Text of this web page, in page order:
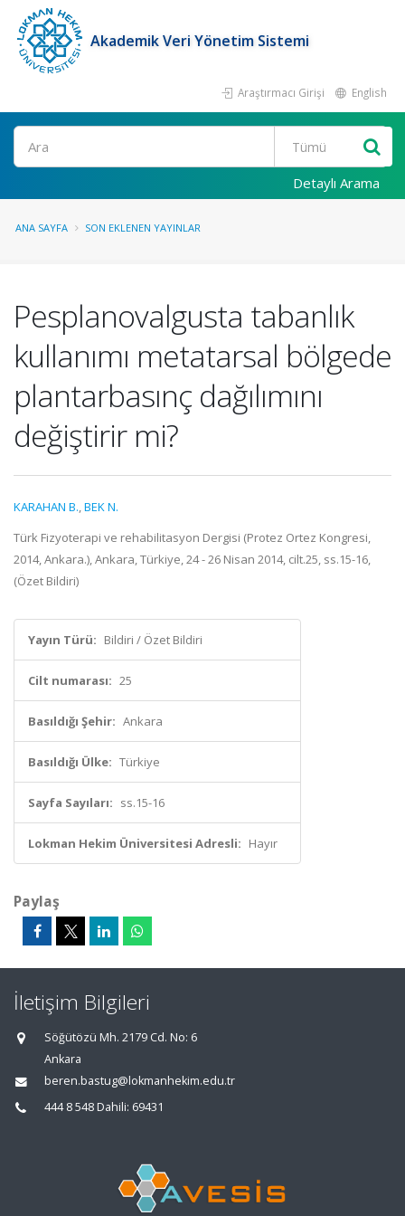
Akademik Veri Yönetim Sistemi
Araştırmacı Girişi English
Ara
Detaylı Arama
ANA SAYFA SON EKLENEN YAYINLAR
Pesplanovalgusta tabanlık
kullanımı metatarsal bölgede
plantarbasınç dağılımını
değiştirir mi?
KARAHAN B.,BEK N.
Türk Fizyoterapi ve rehabilitasyon Dergisi (Protez Ortez Kongresi,
2014, Ankara.), Ankara, Türkiye, 24 - 26 Nisan 2014, cilt.25, ss.15-16,
(Özet Bildiri)
Yayın Türü: Bildiri / Özet Bildiri
Cilt numarası: 25
Basıldığı Şehir: Ankara
Basıldığı Ülke: Türkiye
Sayfa Sayıları: ss.15-16
Lokman Hekim Üniversitesi Adresli: Hayır
Paylaş
İletişim Bilgileri
Söğütözü Mh. 2179 Cd. No: 6
Ankara
beren.bastug@lokmanhekim.edu.tr
444 8 548 Dahili: 69431